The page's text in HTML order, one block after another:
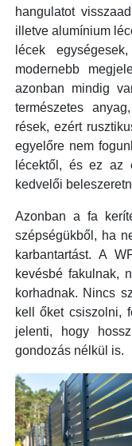
hangulatot
illetve alumínium
lécek
modernebb
azonban mindig
természetes
rések, ezért
egyelőre nem
lécektől, és ez az
kedvelői
Azonban a fa
szépségükből, ha
karbantartást. A
kevésbé fakulnak,
korhadnak. Nincs
kell őket csiszolni,
jelenti, hogy
gondozás nélkül is.